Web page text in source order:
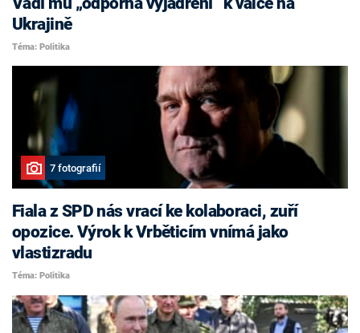
Ukrajině
Téma: Politika
7 fotografií
Fiala z SPD nás vrací ke kolaboraci, zuří
opozice. Výrok k Vrběticím vnímá jako
vlastizradu
Téma: Politika